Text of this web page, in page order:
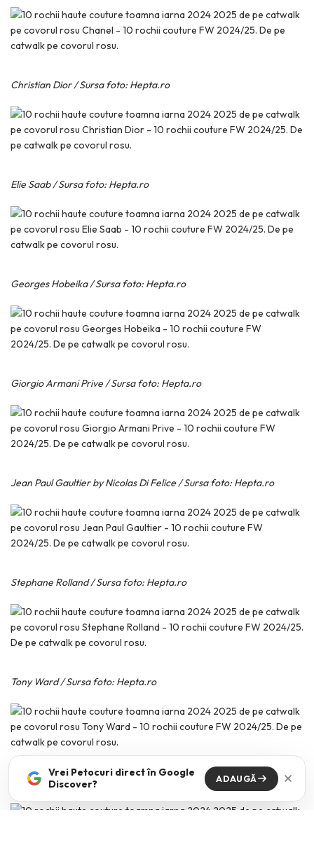
Christian Dior/ Sursa foto: Hepta.ro
Elie Saab / Sursa foto: Hepta.ro
Georges Hobeika / Sursa foto: Hepta.ro
Giorgio Armani Prive / Sursa foto: Hepta.ro
Jean Paul Gaultier by Nicolas Di Felice / Sursa foto: Hepta.ro
Stephane Rolland / Sursa foto: Hepta.ro
Tony Ward / Sursa foto: Hepta.ro
Zuhair Murad / Sursa foto: Hepta.ro
Vrei Petocuri direct în Google
Discover?
ADAUGĂ